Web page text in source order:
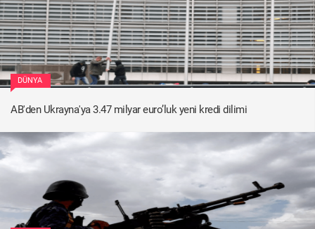
DÜNYA
AB'den Ukrayna'ya 3.47 milyar euro’luk yeni kredi dilimi